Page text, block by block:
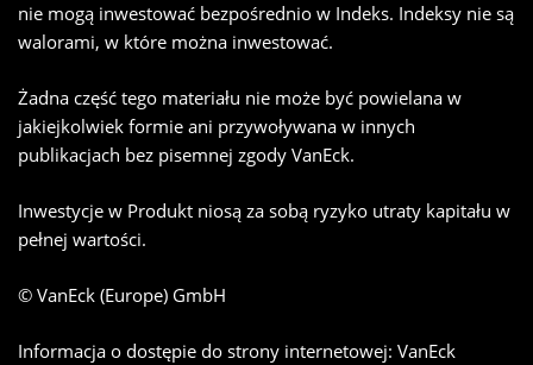
nie mogą inwestować bezpośrednio w Indeks. Indeksy nie są
walorami, w które można inwestować.
Żadna część tego materiału nie może być powielana w
jakiejkolwiek formie ani przywoływana w innych
publikacjach bez pisemnej zgody VanEck.
Inwestycje w Produkt niosą za sobą ryzyko utraty kapitału w
pełnej wartości.
© VanEck (Europe) GmbH
Informacja o dostępie do strony internetowej: VanEck